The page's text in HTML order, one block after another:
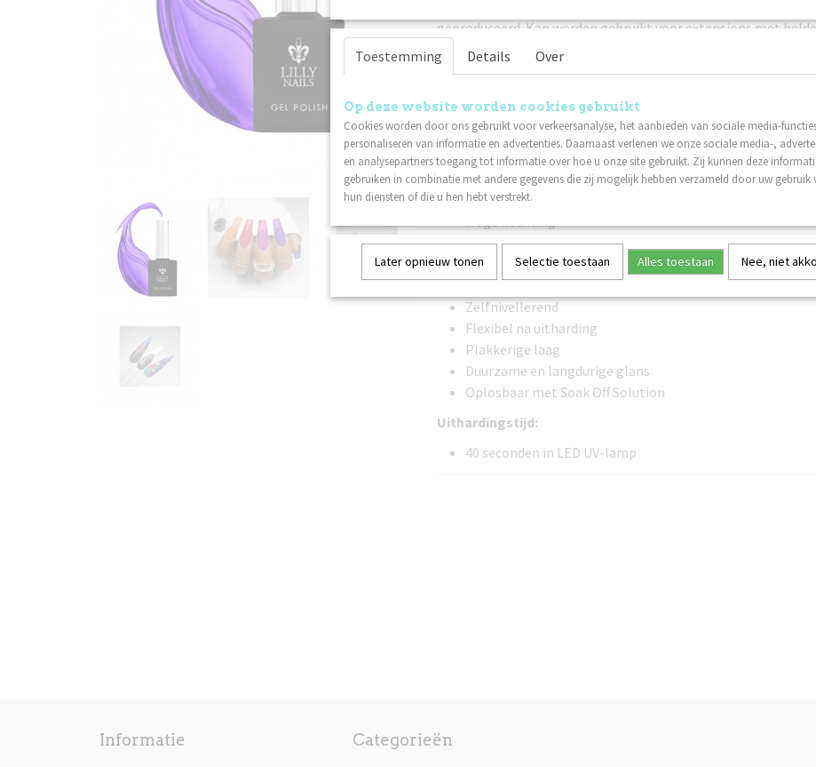
We hebben een collectie van acht volledig transparante Gel
geproduceerd. Kan worden gebruikt voor extensions met
tips om een ​​effect van gekleurd glas te creëren, ontwerpen
en "gebroken glaseffect" te verbeteren of op chromen en
Hecht aan natuurlijke nagels op I'm Base of Structure Base en
die zijn gemaakt met Gel, Invicta of acryl.
Gemaakt in Zweden
Veganistisch
HEMA & di-HEMA vrij
Hoge hechting
Volledig transparant
Makkelijk aan te brengen
Medium viscositeit - loopt niet uit
Zelfnivellerend
Flexibel na uitharding
Plakkerige laag
Duurzame en langdurige glans
Oplosbaar met Soak Off Solution
Uithardingstijd:
40 seconden in LED UV-lamp
Informatie Categorieën
Toestemming Details Over
Op deze website worden cookies gebruikt
Cookies worden door ons gebruikt voor verkeersanalyse, het aanbieden van sociale media-
personaliseren van informatie en advertenties. Daarnaast verlenen we onze sociale media-,
en analysepartners toegang tot informatie over hoe u onze site gebruikt. Zij kunnen deze
gebruiken in combinatie met andere gegevens die zij mogelijk hebben verzameld door uw gebruik
hun diensten of die u hen hebt verstrekt.
Later opnieuw tonen Selectie toestaan Alles toestaan Nee, niet